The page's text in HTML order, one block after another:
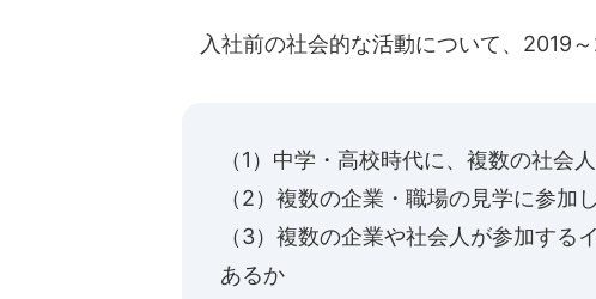
入社前の社会的な活動について、2019～
（1）中学・高校時代に、複数の社会
（2）複数の企業・職場の見学に参加
（3）複数の企業や社会人が参加す
あるか